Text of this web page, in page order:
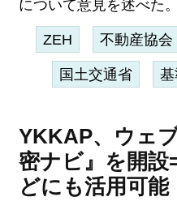
について意見を述べた
ZEH 不動産協会
国土交通省
YKKAP、ウェ
密ナビ』を開設
どにも活用可能